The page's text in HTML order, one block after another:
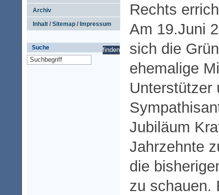
Archiv
Inhalt / Sitemap / Impressum
Suche
Rechts
Am 19.Juni
sich die
ehemalige
Unterstützer
Jubiläum
Jahrzehnte
die
zu schauen.